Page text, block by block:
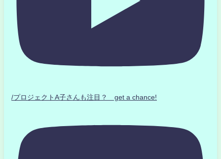
/プロジェクトA子さんも注目？ get a chance!